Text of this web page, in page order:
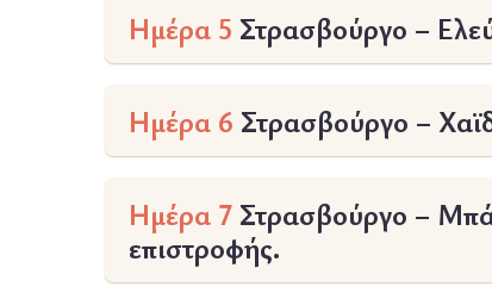
Ημέρα 5 Στρασβούργο –
Ημέρα 6 Στρασβούργο –
Ημέρα 7 Στρασβούργο –
επιστροφής.